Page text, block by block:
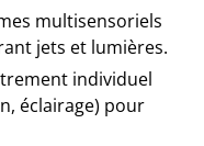
multisensoriels
jets et lumières.
individuel
éclairage) pour